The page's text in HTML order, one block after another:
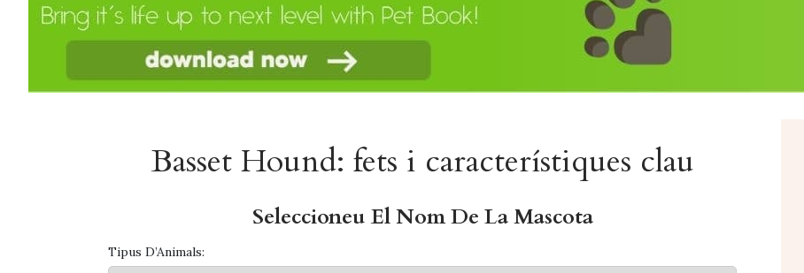
Basset Hound: fets i característiques clau
Seleccioneu El Nom De La Mascota
Tipus D’Animals: